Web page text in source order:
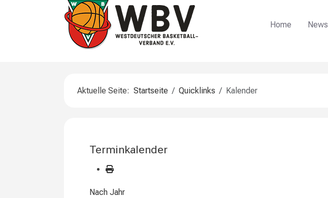
Home News
Aktuelle Seite: Startseite Quicklinks Kalender
Terminkalender
Nach Jahr